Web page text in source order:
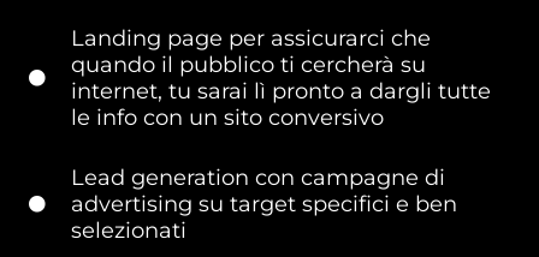
Landing page per assicurarci che
quando il pubblico ti cercherà su
internet, tu sarai lì pronto a dargli tutte
le info con un sito conversivo
Lead generation con campagne di
advertising su target specifici e ben
selezionati